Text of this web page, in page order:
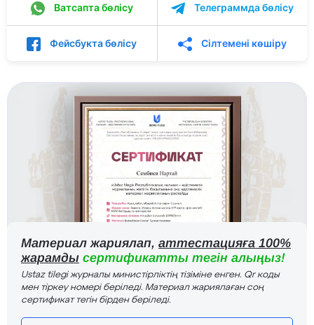
Ватсапта бөлісу Телеграммда бөлісу
Фейсбукта бөлісу Сілтемені көшіру
Материал жариялап, аттестацияға 100%
жарамды сертификатты тегін алыңыз!
Ustaz tilegi журналы министірліктің тізіміне енген. Qr коды
мен тіркеу номері беріледі. Материал жариялаған соң
сертификат тегін бірден беріледі.